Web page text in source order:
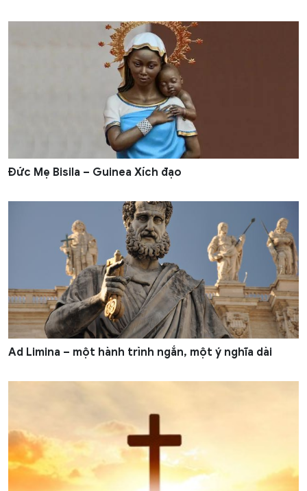
Đức Mẹ Bisila – Guinea Xích đạo
Ad Limina – một hành trình ngắn, một ý nghĩa dài